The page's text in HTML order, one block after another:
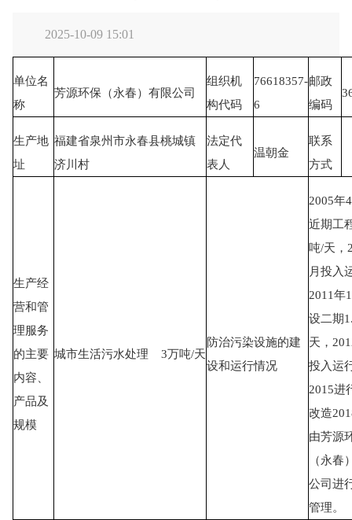
2025-10-09 15:01
单位名
称
芳源环保（永春）有限公司
组织机
构代码
76618357-
6
邮政
编码
生产地
址
福建省泉州市永春县桃城镇
济川村
法定代
表人
温朝金
联系
方式
生产经
营和管
理服务
的主要
内容、
产品及
规模
城市生活污水处理 3万吨/天
防治污染设施的建
设和运行情况
2005年
近期工
吨/天，
月投入
2011年
设二期
天，
投入运
2015进
改造
由芳源
（永春
公司进
管理。